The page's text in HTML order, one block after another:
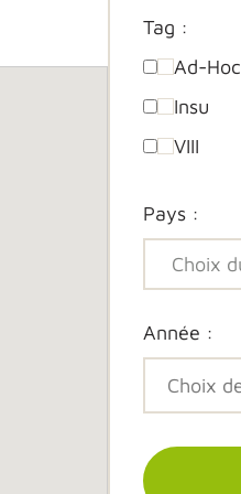
Tag :
Ad-Hoc
Insu
VIII
Pays :
Année :